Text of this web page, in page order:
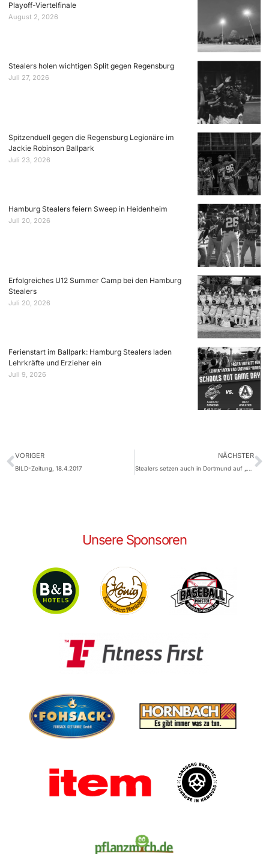
Playoff-Viertelfinale
August 2, 2026
Stealers holen wichtigen Split gegen Regensburg
Juli 27, 2026
Spitzenduell gegen die Regensburg Legionäre im
Jackie Robinson Ballpark
Juli 23, 2026
Hamburg Stealers feiern Sweep in Heidenheim
Juli 20, 2026
Erfolgreiches U12 Summer Camp bei den Hamburg
Stealers
Juli 20, 2026
Ferienstart im Ballpark: Hamburg Stealers laden
Lehrkräfte und Erzieher ein
Juli 9, 2026
VORIGER
BILD-Zeitung, 18.4.2017
NÄCHSTER
Stealers setzen auch in Dortmund auf „Spieler der Woche“ Dustin Ward
Unsere Sponsoren